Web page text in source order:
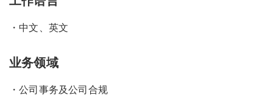
・中文、英文
业务领域
・公司事务及公司合规